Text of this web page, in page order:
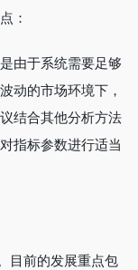
：
由于系统需要足够
动的市场环境下，
结合其他分析方法
指标参数进行适当
目前的发展重点包